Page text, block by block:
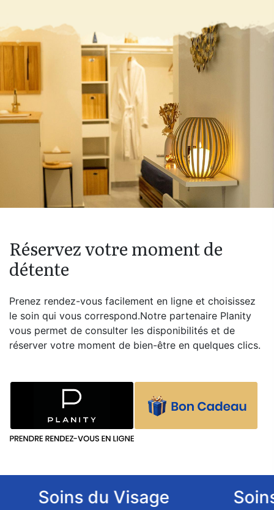
Réservez votre moment de
détente
Prenez rendez-vous facilement en ligne et choisissez
le soin qui vous correspond.Notre partenaire Planity
vous permet de consulter les disponibilités et de
réserver votre moment de bien-être en quelques clics.
Soins du Visage Soins